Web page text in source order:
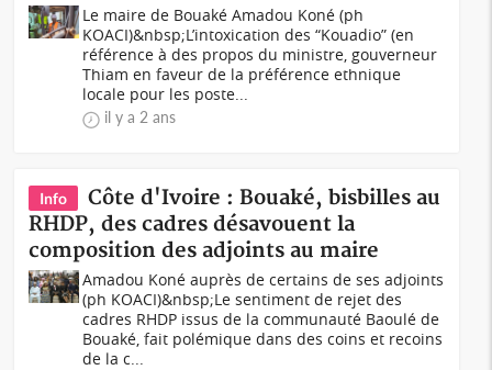
Le maire de Bouaké Amadou Koné (ph
KOACI)&nbsp;L’intoxication des “Kouadio” (en
référence à des propos du ministre, gouverneur
Thiam en faveur de la préférence ethnique
locale pour les poste...
il y a 2 ans
Info
Côte d'Ivoire : Bouaké, bisbilles au
RHDP, des cadres désavouent la
composition des adjoints au maire
Amadou Koné auprès de certains de ses adjoints
(ph KOACI)&nbsp;Le sentiment de rejet des
cadres RHDP issus de la communauté Baoulé de
Bouaké, fait polémique dans des coins et recoins
de la c...